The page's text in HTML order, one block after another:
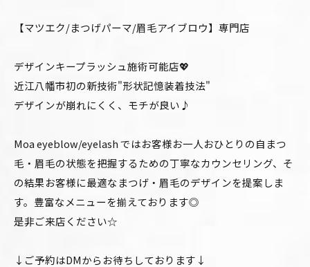
【マツエク/まつげパーマ/眉毛アイブロウ】専門店
デザインキープラッシュ施術可能店💖
近江八幡市初の新技術"形状記憶装着技法"
デザインが崩れにくく、モチが良い♪
Moa eyeblow/eyelash ではお客様お一人おひとりの自まつ
毛・眉毛の状態を把握するための丁寧なカウンセリング、そ
の結果お客様に最適なまつげ・眉毛のデザインを提案しま
す。豊富なメニューを揃えております◎
是非ご来店ください☆
↓ご予約はDMからお待ちしております↓